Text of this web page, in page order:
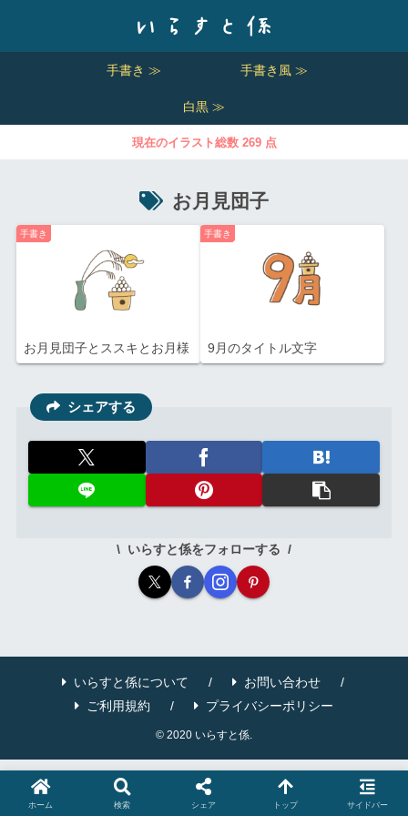
手書き ≫ 手書き風 ≫
白黒 ≫
現在のイラスト総数 269 点
お月見団子
手書き
お月見団子とススキとお月様
手書き
9月のタイトル文字
シェアする
いらすと係をフォローする
いらすと係について
お問い合わせ
ご利用規約
プライバシーポリシー
© 2020 いらすと係.
ホーム 検索 シェア トップ サイドバー